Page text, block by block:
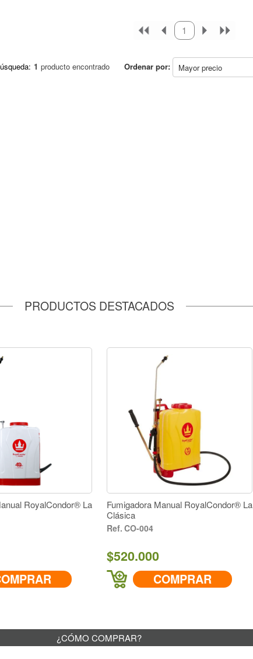
primeiroanterior
1 próximoúltimo
1 producto encontrado Ordenar por:
PRODUCTOS DESTACADOS
RoyalCondor® La
Fumigadora Manual RoyalCondor® La
Clásica
CO-004
$520.000
COMPRAR
¿CÓMO COMPRAR?